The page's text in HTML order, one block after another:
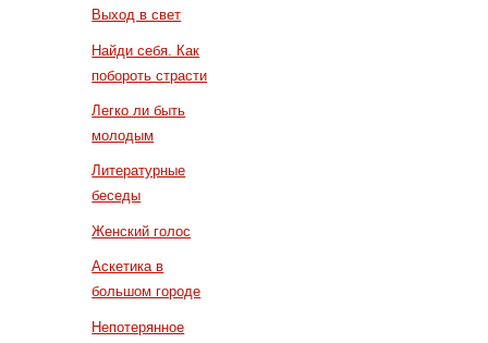
Выход в свет
Найди себя. Как
побороть страсти
Легко ли быть
молодым
Литературные
беседы
Женский голос
Аскетика в
большом городе
Непотерянное